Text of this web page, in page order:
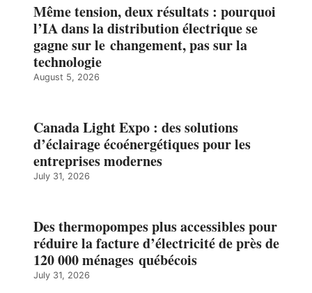
Même tension, deux résultats : pourquoi
l’IA dans la distribution électrique se
gagne sur le changement, pas sur la
technologie
August 5, 2026
Canada Light Expo : des solutions
d’éclairage écoénergétiques pour les
entreprises modernes
July 31, 2026
Des thermopompes plus accessibles pour
réduire la facture d’électricité de près de
120 000 ménages québécois
July 31, 2026